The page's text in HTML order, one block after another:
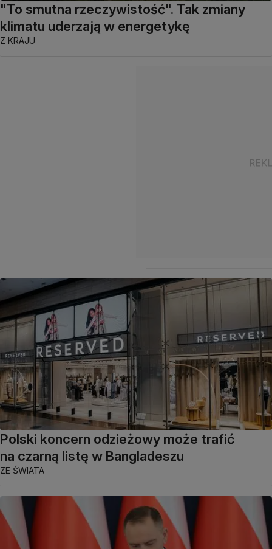
"To smutna rzeczywistość". Tak zmiany
klimatu uderzają w energetykę
Z KRAJU
Polski koncern odzieżowy może trafić
na czarną listę w Bangladeszu
ZE ŚWIATA